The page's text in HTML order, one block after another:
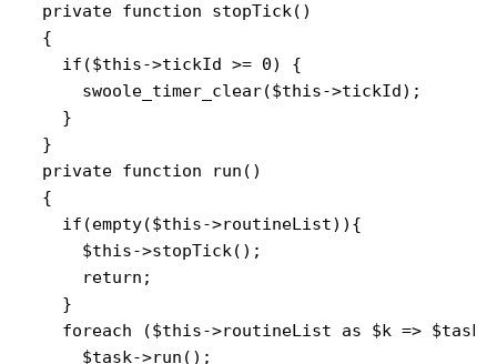
  private function stopTick()
  {
    if($this->tickId >= 0) {
      swoole_timer_clear($this->tickId);
    }
  }
  private function run()
  {
    if(empty($this->routineList)){
      $this->stopTick();
      return;
    }
foreach ($this->routineList as $k => $task)
      $task->run();